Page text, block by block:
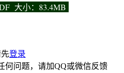
大小：83.4MB
登录
何问题，请加QQ或微信反馈